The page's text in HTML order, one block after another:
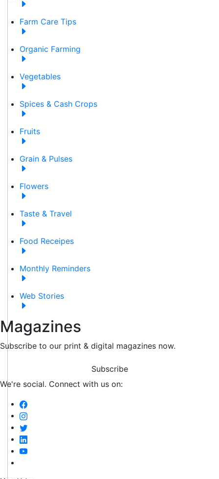
Farm Care Tips
Organic Farming
Vegetables
Spices & Cash Crops
Fruits
Grain & Pulses
Flowers
Taste & Travel
Food Receipes
Monthly Reminders
Web Stories
Magazines
Subscribe to our print & digital magazines now.
Subscribe
We're social. Connect with us on: